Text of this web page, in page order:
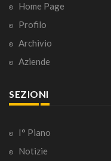
Home Page
Profilo
Archivio
Aziende
SEZIONI
I° Piano
Notizie